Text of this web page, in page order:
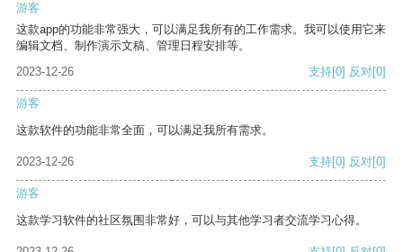
游客
这款app的功能非常强大，可以满足我所有的工作需求。我可以使用它来
编辑文档、制作演示文稿、管理日程安排等。
2023-12-26
支持[0] 反对[0]
游客
这款软件的功能非常全面，可以满足我所有需求。
2023-12-26 支持[0] 反对[0]
游客
这款学习软件的社区氛围非常好，可以与其他学习者交流学习心得。